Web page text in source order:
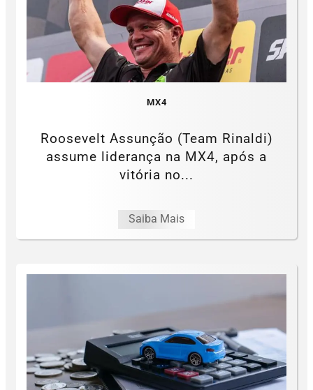
MX4
Roosevelt Assunção (Team Rinaldi)
assume liderança na MX4, após a
vitória no...
Saiba Mais